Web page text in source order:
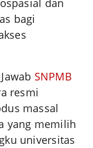
bagi
SNPMB
resmi
massal
yang memilih
universitas